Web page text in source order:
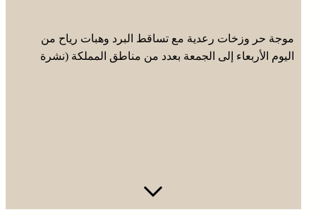
موجة حر وزخات رعدية مع تساقط البرد وهبات رياح من
اليوم الأربعاء إلى الجمعة بعدد من مناطق المملكة (نشرة